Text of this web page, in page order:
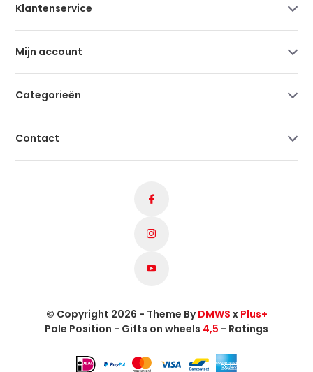
Klantenservice
Mijn account
Categorieën
Contact
© Copyright 2026 - Theme ByDMWS x Plus+
Pole Position - Gifts on wheels 4,5 - Ratings